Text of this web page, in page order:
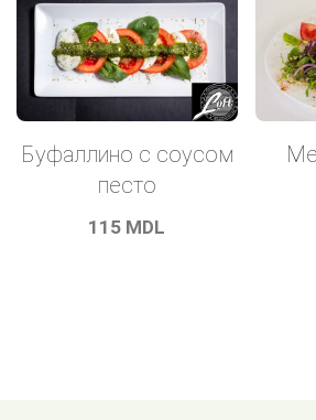
Буфаллино с соусом
песто
115 MDL